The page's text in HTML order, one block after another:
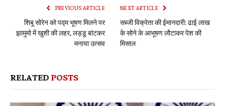
PREVIOUS ARTICLE
शिबू सोरेन को पद्म भूषण मिलने पर
झामुमो में खुशी की लहर, लड्डू बांटकर
मनाया उत्सव
NEXT ARTICLE
सब्जी विक्रेता की ईमानदारी: ढाई लाख
के सोने के आभूषण लौटाकर पेश की
मिसाल
RELATED POSTS